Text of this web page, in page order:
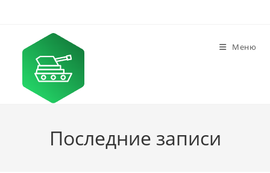
содержимому
Меню
Последние записи